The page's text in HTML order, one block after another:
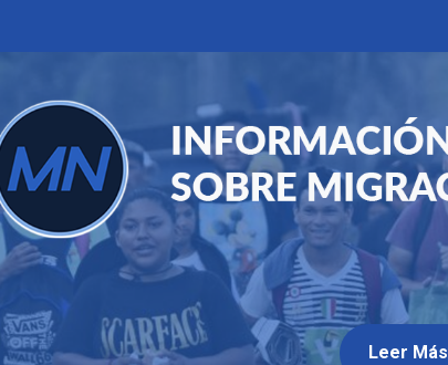
Leer Más